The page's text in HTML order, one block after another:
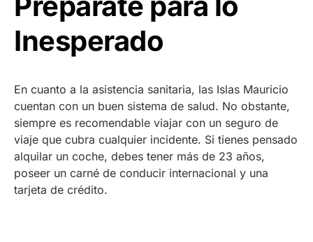
Inesperado
En cuanto a la asistencia sanitaria, las Islas Mauricio
cuentan con un buen sistema de salud. No obstante,
siempre es recomendable viajar con un seguro de
viaje que cubra cualquier incidente. Si tienes pensado
alquilar un coche, debes tener más de 23 años,
poseer un carné de conducir internacional y una
tarjeta de crédito.